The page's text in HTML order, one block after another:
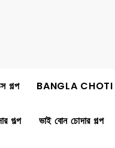
গল্প BANGLA
গল্প ভাই বোন চোদার গল্প